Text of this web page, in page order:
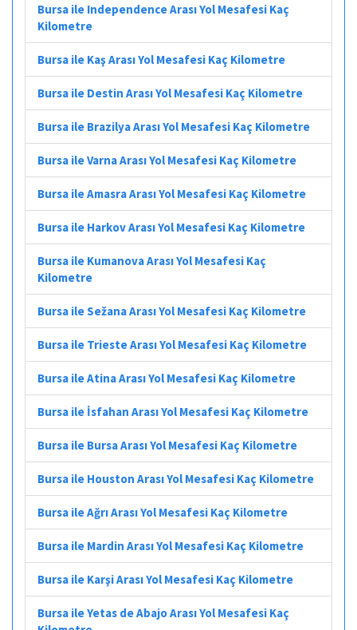
Bursa ile Independence Arası Yol Mesafesi Kaç
Kilometre
Bursa ile Kaş Arası Yol Mesafesi Kaç Kilometre
Bursa ile Destin Arası Yol Mesafesi Kaç Kilometre
Bursa ile Brazilya Arası Yol Mesafesi Kaç Kilometre
Bursa ile Varna Arası Yol Mesafesi Kaç Kilometre
Bursa ile Amasra Arası Yol Mesafesi Kaç Kilometre
Bursa ile Harkov Arası Yol Mesafesi Kaç Kilometre
Bursa ile Kumanova Arası Yol Mesafesi Kaç
Kilometre
Bursa ile Sežana Arası Yol Mesafesi Kaç Kilometre
Bursa ile Trieste Arası Yol Mesafesi Kaç Kilometre
Bursa ile Atina Arası Yol Mesafesi Kaç Kilometre
Bursa ile İsfahan Arası Yol Mesafesi Kaç Kilometre
Bursa ile Bursa Arası Yol Mesafesi Kaç Kilometre
Bursa ile Houston Arası Yol Mesafesi Kaç Kilometre
Bursa ile Ağrı Arası Yol Mesafesi Kaç Kilometre
Bursa ile Mardin Arası Yol Mesafesi Kaç Kilometre
Bursa ile Karşi Arası Yol Mesafesi Kaç Kilometre
Bursa ile Yetas de Abajo Arası Yol Mesafesi Kaç